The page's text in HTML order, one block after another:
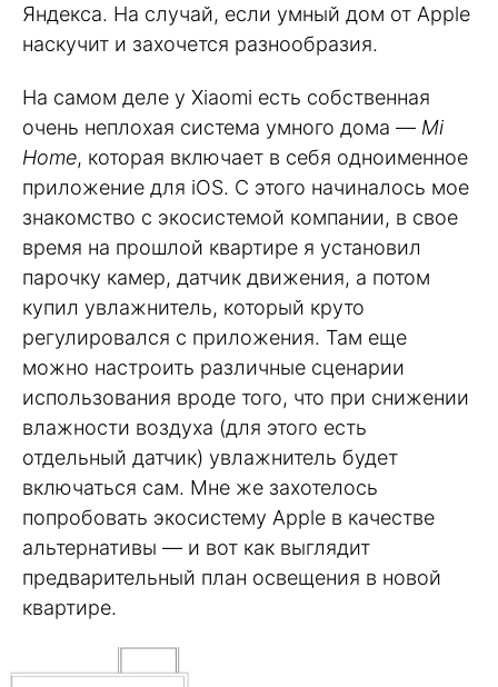
Яндекса. На случай, если умный дом от Apple
наскучит и захочется разнообразия.
На самом деле у Xiaomi есть собственная
очень неплохая система умного дома — Mi
Home, которая включает в себя одноименное
приложение для iOS. С этого начиналось мое
знакомство с экосистемой компании, в свое
время на прошлой квартире я установил
парочку камер, датчик движения, а потом
купил увлажнитель, который круто
регулировался с приложения. Там еще
можно настроить различные сценарии
использования вроде того, что при снижении
влажности воздуха (для этого есть
отдельный датчик) увлажнитель будет
включаться сам. Мне же захотелось
попробовать экосистему Apple в качестве
альтернативы — и вот как выглядит
предварительный план освещения в новой
квартире.